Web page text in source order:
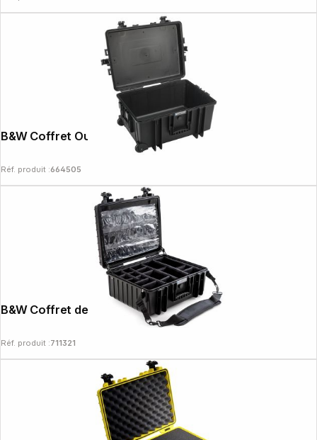
B&W Coffret Outdoor Type 6800 noir
Réf. produit :664505
B&W Coffret de secours type 6000 noir
Réf. produit :711321